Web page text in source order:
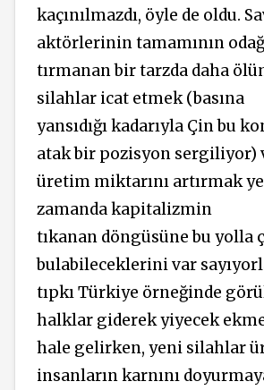
kaçınılmazdı, öyle de oldu.
aktörlerinin tamamının
tırmanan bir tarzda daha
silahlar icat etmek (basına
yansıdığı kadarıyla Çin bu
atak bir pozisyon sergiliyor)
üretim miktarını artırmak
zamanda kapitalizmin
tıkanan döngüsüne bu yolla
bulabileceklerini var
tıpkı Türkiye örneğinde
halklar giderek yiyecek
hale gelirken, yeni silahlar
insanların karnını